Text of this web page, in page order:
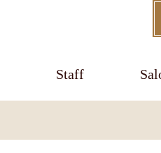
Staff